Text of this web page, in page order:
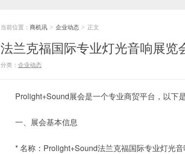
当前位置： 商机讯 > 企业动态 > 正文
法兰克福国际专业灯光音响展览
分类： 企业动态
Prolight+Sound展会是一个专业商贸平台，以下
一、展会基本信息
* 名称：Prolight+Sound法兰克福国际专业灯光